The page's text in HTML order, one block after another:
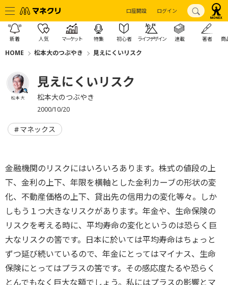
口座開設 ログイン
新着 人気 マーケット 特集 初心者 ライフデザイン 連載 著者 商
HOME 松本大のつぶやき 見えにくいリスク
松本 大
見えにくいリスク
松本大のつぶやき
2000/10/20
マネックス
金融機関のリスクにはいろいろあります。株式の値段の上
下、金利の上下、年限を横軸とした金利カーブの形状の変
化、不動産価格の上下、貸出先の信用力の変化等々。しか
しもう１つ大きなリスクがあります。年金や、生命保険の
リスクを考える時に、平均寿命の変化というのは恐らく巨
大なリスクの筈です。日本に於いては平均寿命はちょっと
ずつ延び続いているので、年金にとってはマイナス、生命
保険にとってはプラスの筈です。その感応度たるや恐らく
とんでもなく巨大な額でしょう。私にはプラスの影響とマ